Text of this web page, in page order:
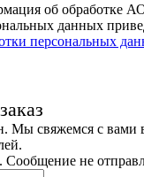
об обработке
данных
персональных
Мы свяжемся с вами
не